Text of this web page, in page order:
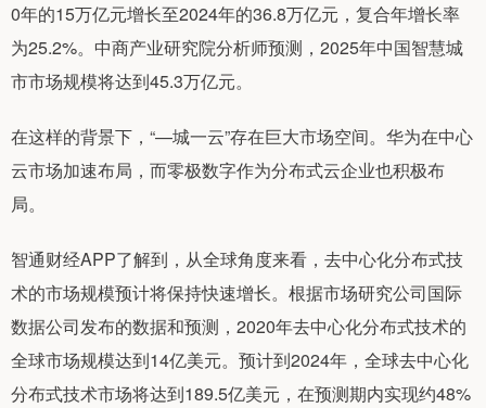
0年的15万亿元增长至2024年的36.8万亿元，复合年增长率
为25.2%。中商产业研究院分析师预测，2025年中国智慧城
市市场规模将达到45.3万亿元。
在这样的背景下，“—城一云”存在巨大市场空间。华为在中心
云市场加速布局，而零极数字作为分布式云企业也积极布
局。
智通财经APP了解到，从全球角度来看，去中心化分布式技
术的市场规模预计将保持快速增长。根据市场研究公司国际
数据公司发布的数据和预测，2020年去中心化分布式技术的
全球市场规模达到14亿美元。预计到2024年，全球去中心化
分布式技术市场将达到189.5亿美元，在预测期内实现约48%